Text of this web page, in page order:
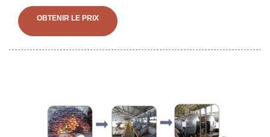
simple avec les graines oléagineuses habituelles. Le prépressage par
presse à huile peut obtenir 1/4 d'huile de palmiste et l'huile résiduelle
OBTENIR LE PRIX